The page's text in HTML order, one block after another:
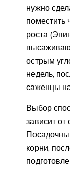
нужно
поместить
роста
острым
недель,
саженцы
Выбор
зависит
корни,